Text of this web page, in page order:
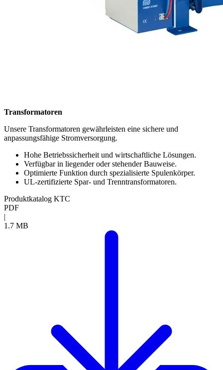
Transformatoren
Unsere Transformatoren gewährleisten eine sichere und
anpassungsfähige Stromversorgung.
Hohe Betriebssicherheit und wirtschaftliche Lösungen.
Verfügbar in liegender oder stehender Bauweise.
Optimierte Funktion durch spezialisierte Spulenkörper.
UL-zertifizierte Spar- und Trenntransformatoren.
Produktkatalog KTC
PDF
|
1.7 MB